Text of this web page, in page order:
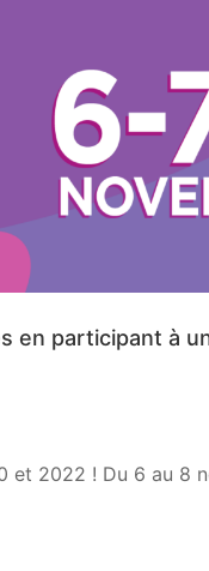
en participant à
2022 ! Du 6 au 8